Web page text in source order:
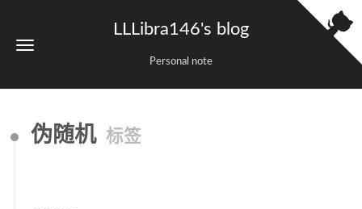
LLLibra146's blog
Personal note
伪随机 标签